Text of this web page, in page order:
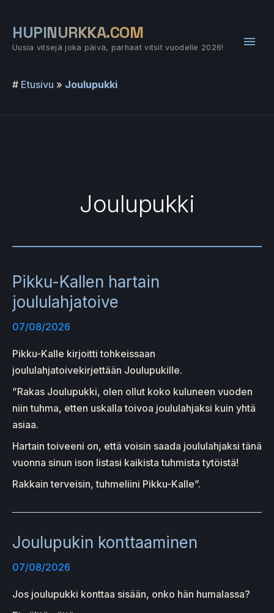
sisältöön
HUPINURKKA.COM
Uusia vitsejä joka päivä, parhaat vitsit vuodelle 2026!
# Etusivu » Joulupukki
Joulupukki
Pikku-Kallen hartain
joululahjatoive
07/08/2026
Pikku-Kalle kirjoitti tohkeissaan
joululahjatoivekirjettään Joulupukille.
”Rakas Joulupukki, olen ollut koko kuluneen vuoden
niin tuhma, etten uskalla toivoa joululahjaksi kuin yhtä
asiaa.
Hartain toiveeni on, että voisin saada joululahjaksi tänä
vuonna sinun ison listasi kaikista tuhmista tytöistä!
Rakkain terveisin, tuhmeliini Pikku-Kalle”.
Joulupukin konttaaminen
07/08/2026
Jos joulupukki konttaa sisään, onko hän humalassa?